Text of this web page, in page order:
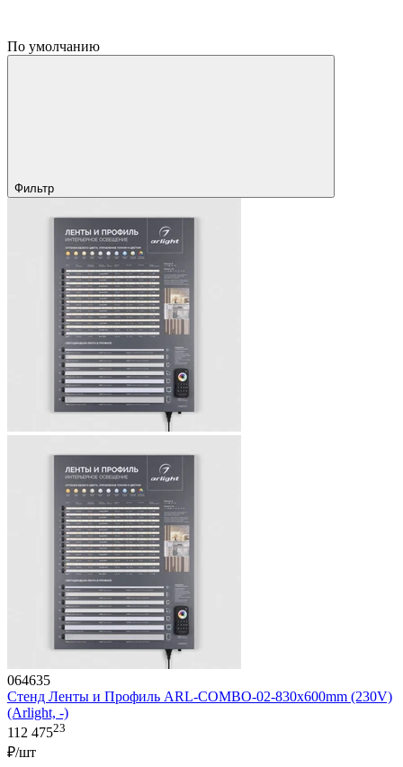
По умолчанию
Фильтр
064635
Стенд Ленты и Профиль ARL-COMBO-02-830х600mm (230V)
(Arlight, -)
112 47523
₽/шт